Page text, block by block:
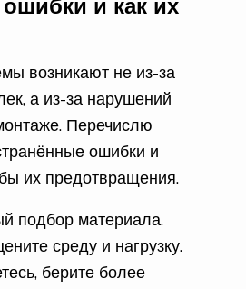
возникают не из-за
а из-за нарушений
Перечислю
ошибки и
их предотвращения.
подбор материала.
среду и нагрузку.
берите более